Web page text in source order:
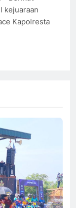
kejuaraan
Kapolresta